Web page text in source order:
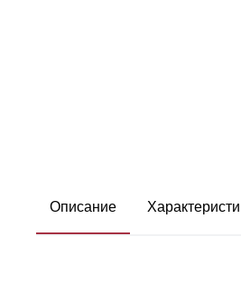
Описание